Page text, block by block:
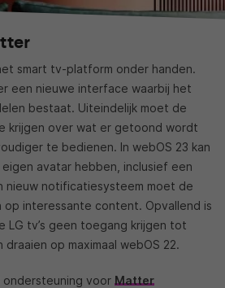
smart tv-platform onder handen.
een nieuwe interface waarbij het
bestaat. Uiteindelijk moet de
krijgen over wat er getoond wordt
te bedienen. In webOS 23 kan
avatar hebben, inclusief een
nieuw notificatiesysteem moet de
op interessante content. Opvallend is
LG tv’s geen toegang krijgen tot
op maximaal webOS 22.
ondersteuning voor Matter